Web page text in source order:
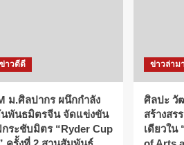
าวดีดี
ม.ศิลปากร ผนึกกำลัง
พันธมิตรจีน จัดแข่งขัน
ระชับมิตร “Ryder Cup
ข่าวล่าม
ศิลปะ วั
สร้างสร
เดียวใน